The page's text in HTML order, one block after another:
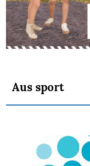
Aus sport